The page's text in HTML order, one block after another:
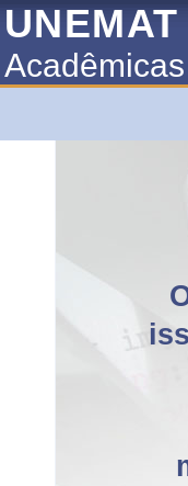
Acadêmicas